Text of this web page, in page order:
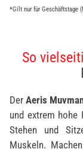
*Gilt nur für Geschäftstage
So
Der Aeris
und extrem hohe
Stehen und
Muskeln.